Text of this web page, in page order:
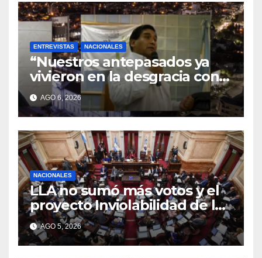
ENTREVISTAS NACIONALES
“Nuestros antepasados ya
vivieron en la desgracia con
la Forestal algo que quizás se
repita”
AGO 6, 2026
NACIONALES
LLA no sumó más votos y el
proyecto Inviolabilidad de la
Propiedad Privada corre
riesgo de caerse en el
Senado
AGO 5, 2026